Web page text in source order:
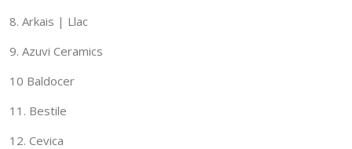
8. Arkais | Llac
9. Azuvi Ceramics
10 Baldocer
11. Bestile
12. Cevica